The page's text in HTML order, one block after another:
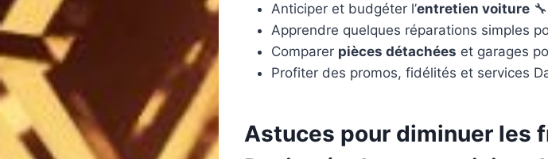
Anticiper et budgéter l’entretien voiture 🔧
Apprendre quelques réparations simples
Comparer pièces détachées et garages
Profiter des promos, fidélités et services
Astuces pour diminuer les